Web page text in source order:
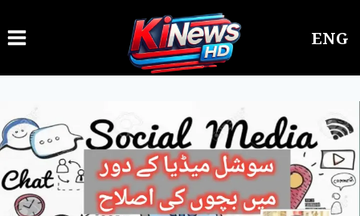
to
content
ENG